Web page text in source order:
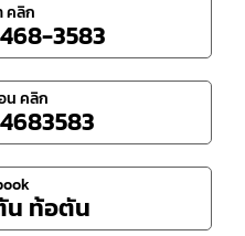
คลิก
3583
น คลิก
ท้อตัน